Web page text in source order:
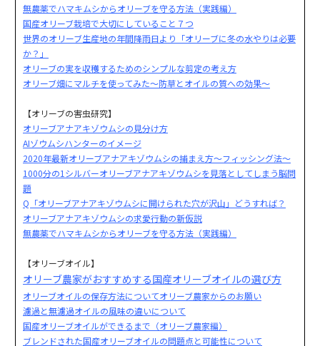
無農薬でハマキムシからオリーブを守る方法（実践編）
国産オリーブ栽培で大切にしていること７つ
世界のオリーブ生産地の年間降雨日より「オリーブに冬の水やりは必要
か？」
オリーブの実を収穫するためのシンプルな剪定の考え方
オリーブ畑にマルチを使ってみた～防草とオイルの質への効果～
【オリーブの害虫研究】
オリーブアナアキゾウムシの見分け方
AIゾウムシハンターのイメージ
2020年最新オリーブアナアキゾウムシの捕まえ方～フィッシング法～
1000分の1シルバーオリーブアナアキゾウムシを見落としてしまう脳問
題
Q「オリーブアナアキゾウムシに開けられた穴が沢山」どうすれば？
オリーブアナアキゾウムシの求愛行動の新仮説
無農薬でハマキムシからオリーブを守る方法（実践編）
【オリーブオイル】
オリーブ農家がおすすめする国産オリーブオイルの選び方
オリーブオイルの保存方法についてオリーブ農家からのお願い
濾過と無濾過オイルの風味の違いについて
国産オリーブオイルができるまで（オリーブ農家編）
ブレンドされた国産オリーブオイルの問題点と可能性について